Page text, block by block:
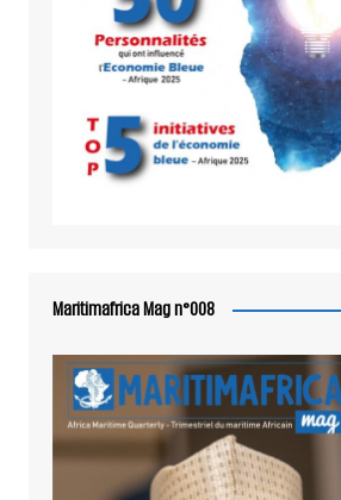
Maritimafrica Mag n°008